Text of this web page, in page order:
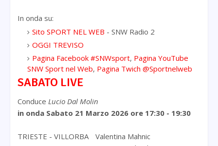
In onda su:
Sito SPORT NEL WEB - SNW Radio 2
OGGI TREVISO
Pagina Facebook #SNWsport, Pagina YouTube
SNW Sport nel Web, Pagina Twich @Sportnelweb
SABATO LIVE
Conduce Lucio Dal Molin
in onda Sabato 21 Marzo 2026 ore 17:30 - 19:30
TRIESTE - VILLORBA
Valentina Mahnic